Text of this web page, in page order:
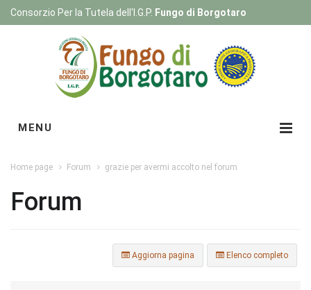
Consorzio Per la Tutela dell'I.G.P. Fungo di Borgotaro
MENU
Home page Forum grazie per avermi accolto nel forum
Forum
Elenco completo
Aggiorna pagina